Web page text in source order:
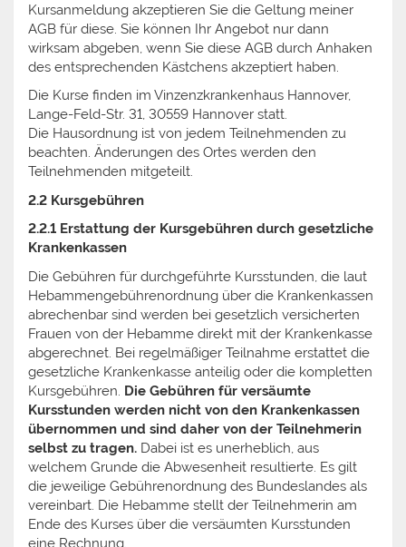
Kursanmeldung akzeptieren Sie die Geltung meiner
AGB für diese. Sie können Ihr Angebot nur dann
wirksam abgeben, wenn Sie diese AGB durch Anhaken
des entsprechenden Kästchens akzeptiert haben.
Die Kurse finden im Vinzenzkrankenhaus Hannover,
Lange-Feld-Str. 31, 30559 Hannover statt.
Die Hausordnung ist von jedem Teilnehmenden zu
beachten. Änderungen des Ortes werden den
Teilnehmenden mitgeteilt.
2.2 Kursgebühren
2.2.1 Erstattung der Kursgebühren durch gesetzliche
Krankenkassen
Die Gebühren für durchgeführte Kursstunden, die laut
Hebammengebührenordnung über die Krankenkassen
abrechenbar sind werden bei gesetzlich versicherten
Frauen von der Hebamme direkt mit der Krankenkasse
abgerechnet. Bei regelmäßiger Teilnahme erstattet die
gesetzliche Krankenkasse anteilig oder die kompletten
Kursgebühren. Die Gebühren für versäumte
Kursstunden werden nicht von den Krankenkassen
übernommen und sind daher von der Teilnehmerin
selbst zu tragen. Dabei ist es unerheblich, aus
welchem Grunde die Abwesenheit resultierte. Es gilt
die jeweilige Gebührenordnung des Bundeslandes als
vereinbart. Die Hebamme stellt der Teilnehmerin am
Ende des Kurses über die versäumten Kursstunden
eine Rechnung.